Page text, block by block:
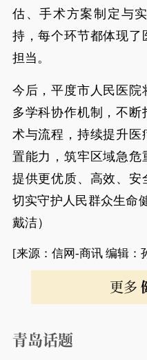
估、手术方案制定与
持，每个环节都体现了
担当。
今后，平度市人民医院
多学科协作机制，不
术与流程，持续提升医
置能力，筑牢区域急危
提供更优质、高效、安
切实守护人民群众生命
戴洁）
[来源：信网-商讯 编辑：
更多
青岛话题